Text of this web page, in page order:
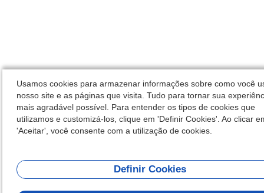
Usamos cookies para armazenar informações sobre como você
nosso site e as páginas que visita. Tudo para tornar sua
mais agradável possível. Para entender os tipos de cookies que
utilizamos e customizá-los, clique em 'Definir Cookies'. Ao clicar
'Aceitar', você consente com a utilização de cookies.
Definir Cookies